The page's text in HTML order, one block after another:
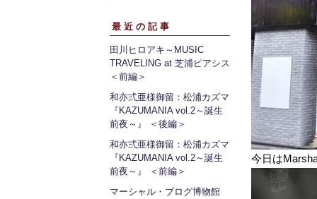
最近の記事
田川ヒロアキ～MUSIC
TRAVELING at 芝浦ピアシス
＜前編＞
和亦弍亜様御留：松浦カズマ
『KAZUMANIA vol.2～誕生
前夜～』 ＜後編＞
和亦弍亜様御留：松浦カズマ
『KAZUMANIA vol.2～誕生
前夜～』 ＜前編＞
マーシャル・ブログ博物館
今日は